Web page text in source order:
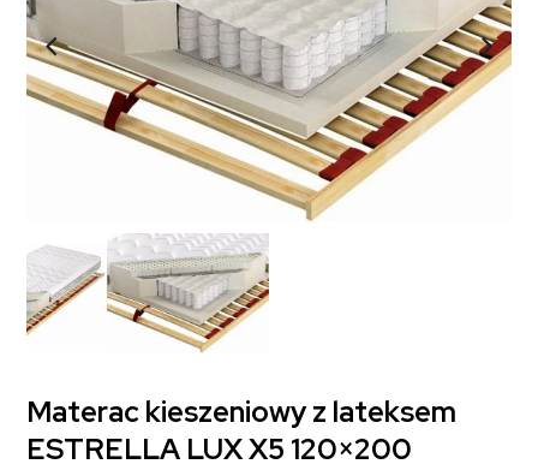
Materac kieszeniowy z lateksem
ESTRELLA LUX X5 120×200